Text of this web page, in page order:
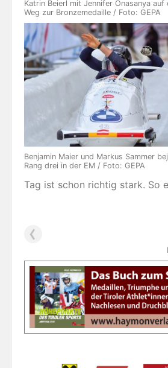
Katrin Beierl mit Jennifer Onasanya auf
Weg zur Bronzemedaille / Foto: GEPA
Benjamin Maier und Markus Sammer
Rang drei in der EM / Foto: GEPA
Tag ist schon richtig stark. So